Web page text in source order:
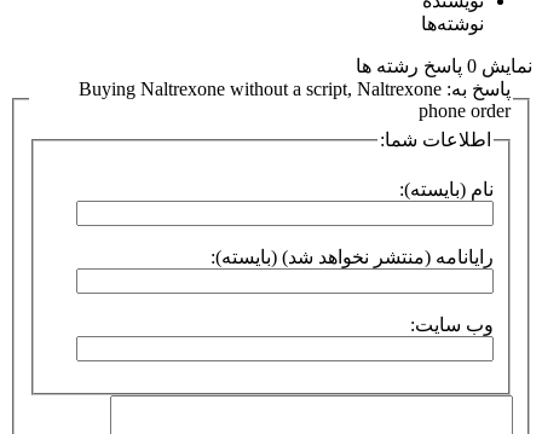
نوشته‌ها
نمایش 0 پاسخ رشته ها
پاسخ به: Buying Naltrexone without a script, Naltrexone
phone order
اطلاعات شما:
نام (بایسته):
رایانامه (منتشر نخواهد شد) (بایسته):
وب سایت: